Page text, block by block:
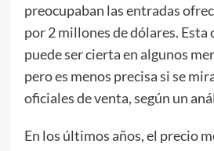
preocupaban las entradas
por 2 millones de dólares. Esta
puede ser cierta en algunos
pero es menos precisa si se
oficiales de venta, según un
En los últimos años, el precio